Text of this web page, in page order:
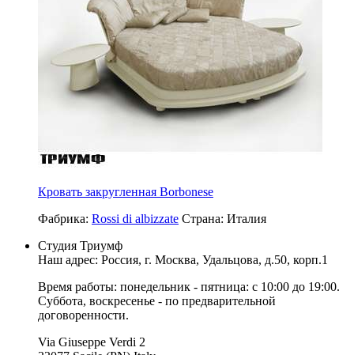
Кровать закругленная Borbonese
Фабрика: Rossi di albizzate Страна: Италия
Студия Триумф
Наш адрес: Россия, г. Москва, Удальцова, д.50, корп.1
Время работы: понедельник - пятница: с 10:00 до 19:00.
Суббота, воскресенье - по предварительной
договоренности.
Via Giuseppe Verdi 2